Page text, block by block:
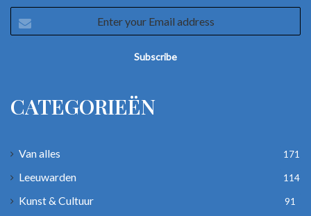
your
CATEGORIEËN
Van alles 171
Leeuwarden 114
Kunst & Cultuur 91